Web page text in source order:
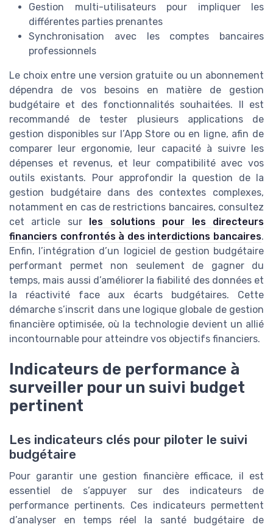
Gestion multi-utilisateurs pour impliquer les
différentes parties prenantes
Synchronisation avec les comptes bancaires
professionnels
Le choix entre une version gratuite ou un abonnement
dépendra de vos besoins en matière de gestion
budgétaire et des fonctionnalités souhaitées. Il est
recommandé de tester plusieurs applications de
gestion disponibles sur l’App Store ou en ligne, afin de
comparer leur ergonomie, leur capacité à suivre les
dépenses et revenus, et leur compatibilité avec vos
outils existants. Pour approfondir la question de la
gestion budgétaire dans des contextes complexes,
notamment en cas de restrictions bancaires, consultez
cet article sur les solutions pour les directeurs
financiers confrontés à des interdictions bancaires.
Enfin, l’intégration d’un logiciel de gestion budgétaire
performant permet non seulement de gagner du
temps, mais aussi d’améliorer la fiabilité des données et
la réactivité face aux écarts budgétaires. Cette
démarche s’inscrit dans une logique globale de gestion
financière optimisée, où la technologie devient un allié
incontournable pour atteindre vos objectifs financiers.
Indicateurs de performance à
surveiller pour un suivi budget
pertinent
Les indicateurs clés pour piloter le suivi
budgétaire
Pour garantir une gestion financière efficace, il est
essentiel de s’appuyer sur des indicateurs de
performance pertinents. Ces indicateurs permettent
d’analyser en temps réel la santé budgétaire de